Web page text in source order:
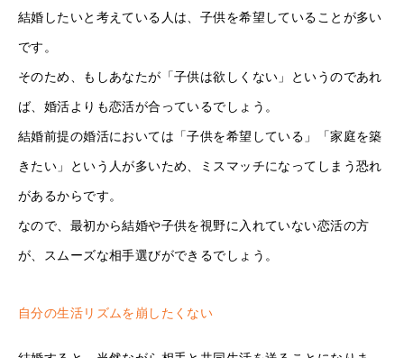
結婚したいと考えている人は、子供を希望していることが多い
です。
そのため、もしあなたが「子供は欲しくない」というのであれ
ば、婚活よりも恋活が合っているでしょう。
結婚前提の婚活においては「子供を希望している」「家庭を築
きたい」という人が多いため、ミスマッチになってしまう恐れ
があるからです。
なので、最初から結婚や子供を視野に入れていない恋活の方
が、スムーズな相手選びができるでしょう。
自分の生活リズムを崩したくない